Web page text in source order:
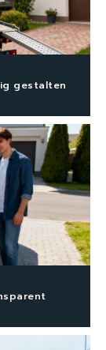
gestalten